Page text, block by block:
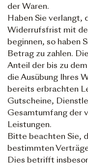
der Waren.
Haben Sie verlangt,
Widerrufsfrist mit
beginnen, so haben
Betrag zu zahlen.
Anteil der bis zu
die Ausübung Ihres
bereits erbrachten
Gutscheine,
Gesamtumfang der
Leistungen.
Bitte beachten Sie,
bestimmten
Dies betrifft